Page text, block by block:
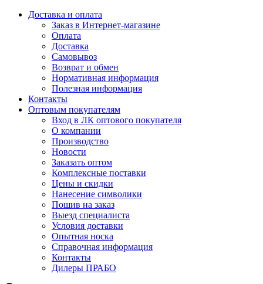
Доставка и оплата
Заказ в Интернет-магазине
Оплата
Доставка
Самовывоз
Возврат и обмен
Нормативная информация
Полезная информация
Контакты
Оптовым покупателям
Вход в ЛК оптового покупателя
О компании
Производство
Новости
Заказать оптом
Комплексные поставки
Цены и скидки
Нанесение символики
Пошив на заказ
Выезд специалиста
Условия доставки
Опытная носка
Справочная информация
Контакты
Дилеры ПРАБО